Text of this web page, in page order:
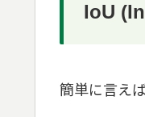
IoU
簡単に言え